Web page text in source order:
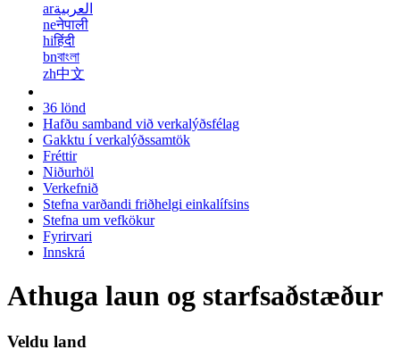
arالعربية
neनेपाली
hiहिंदी
bnবাংলা
zh中文
36 lönd
Hafðu samband við verkalýðsfélag
Gakktu í verkalýðssamtök
Fréttir
Niðurhöl
Verkefnið
Stefna varðandi friðhelgi einkalífsins
Stefna um vefkökur
Fyrirvari
Innskrá
Athuga laun og starfsaðstæður
Veldu land